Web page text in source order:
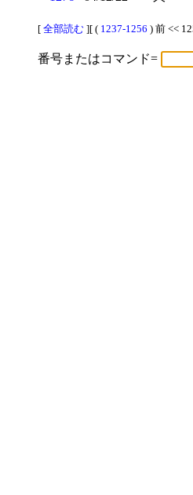
[ 全部読む ][ ( 1237-1256 ) 前 <<
番号またはコマンド=